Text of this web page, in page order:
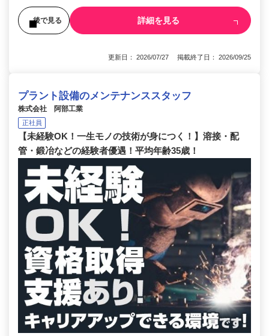
後で見る 詳細を見る
更新日： 2026/07/27 掲載終了日： 2026/09/25
プラント設備のメンテナンススタッフ
株式会社 阿部工業
正社員
【未経験OK！一生モノの技術が身につく！】溶接・配
管・鍛冶などの経験者優遇！平均年齢35歳！